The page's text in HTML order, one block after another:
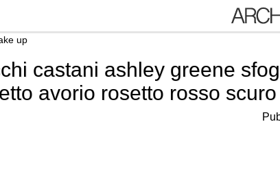
up
castani ashley greene
avorio rosetto rosso scuro